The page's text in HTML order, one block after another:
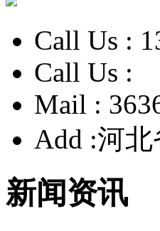
Call Us :
Call Us :
Mail :
Add :河北
新闻资讯